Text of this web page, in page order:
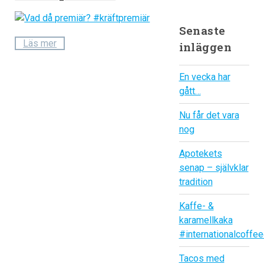
Läs mer
Senaste
inläggen
En vecka har
gått…
Nu får det vara
nog
Apotekets
senap – självklar
tradition
Kaffe- &
karamellkaka
Tacos med